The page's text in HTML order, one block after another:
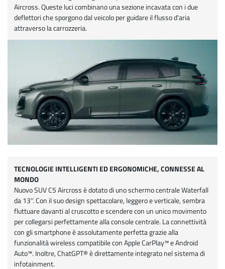
Aircross. Queste luci combinano una sezione incavata con i due
deflettori che sporgono dal veicolo per guidare il flusso d'aria
attraverso la carrozzeria.
TECNOLOGIE INTELLIGENTI ED ERGONOMICHE, CONNESSE AL
MONDO
Nuovo SUV C5 Aircross è dotato di uno schermo centrale Waterfall
da 13''. Con il suo design spettacolare, leggero e verticale, sembra
fluttuare davanti al cruscotto e scendere con un unico movimento
per collegarsi perfettamente alla console centrale. La connettività
con gli smartphone è assolutamente perfetta grazie alla
funzionalità wireless compatibile con Apple CarPlay™ e Android
Auto™. Inoltre, ChatGPT® è direttamente integrato nel sistema di
infotainment.